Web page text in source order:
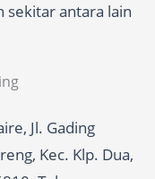
sekitar antara lain
Jl. Gading
Kec. Klp. Dua,